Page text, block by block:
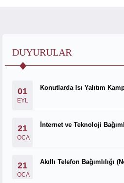
DUYURULAR
01
EYL
Konutlarda Isı Yalıtım
21
OCA
İnternet ve Teknoloji
21
OCA
Akıllı Telefon Bağımlılığı